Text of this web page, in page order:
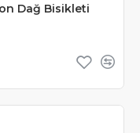
Dağ Bisikleti